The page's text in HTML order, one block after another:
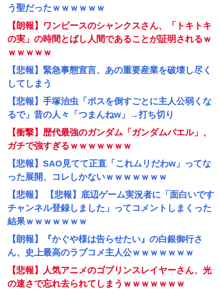
う聖だったｗｗｗｗｗｗ
【朗報】ワンピースのシャンクスさん、「トキトキ
の実」の時間とばし人間であることが証明されるｗ
ｗｗｗｗｗ
【悲報】緊急事態宣言、あの重要産業を破壊し尽く
してしまう
【悲報】手塚治虫「ボスを倒すごとに主人公弱くな
るで」昔の人々「つまんねw」→打ち切り
【衝撃】歴代最強のガンダム「ガンダムバエル」、
ガチで強すぎるｗｗｗｗｗｗｗ
【悲報】SAO見てて正直「これムリだわw」ってな
った展開、コレしかないｗｗｗｗｗｗｗ
【悲報】 【悲報】底辺ゲーム実況者に「面白いです
チャンネル登録しました」ってコメントしまくった
結果ｗｗｗｗｗｗｗ
【朗報】『かぐや様は告らせたい』の白銀御行さ
ん、史上最高のラブコメ主人公ｗｗｗｗｗｗｗ
【悲報】人気アニメのゴブリンスレイヤーさん、光
の速さで忘れ去られてしまうｗｗｗｗｗｗｗ